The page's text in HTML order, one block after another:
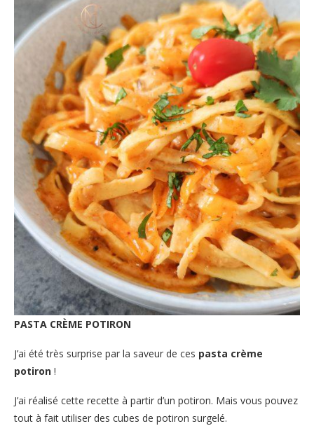
PASTA CRÈME POTIRON
J’ai été très surprise par la saveur de ces pasta crème
potiron !
J’ai réalisé cette recette à partir d’un potiron. Mais vous pouvez
tout à fait utiliser des cubes de potiron surgelé.